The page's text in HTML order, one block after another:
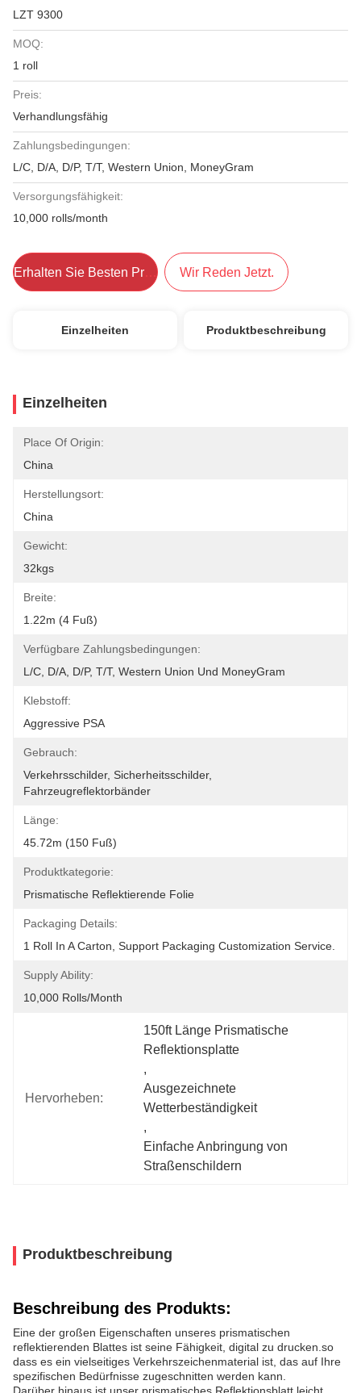
LZT 9300
MOQ:
1 roll
Preis:
Verhandlungsfähig
Zahlungsbedingungen:
L/C, D/A, D/P, T/T, Western Union, MoneyGram
Versorgungsfähigkeit:
10,000 rolls/month
Erhalten Sie Besten Preis Wir Reden Jetzt.
Einzelheiten Produktbeschreibung
Einzelheiten
Place Of Origin:
China
Herstellungsort:
China
Gewicht:
32kgs
Breite:
1.22m (4 Fuß)
Verfügbare Zahlungsbedingungen:
L/C, D/A, D/P, T/T, Western Union Und MoneyGram
Klebstoff:
Aggressive PSA
Gebrauch:
Verkehrsschilder, Sicherheitsschilder,
Fahrzeugreflektorbänder
Länge:
45.72m (150 Fuß)
Produktkategorie:
Prismatische Reflektierende Folie
Packaging Details:
1 Roll In A Carton, Support Packaging Customization Service.
Supply Ability:
10,000 Rolls/month
Hervorheben:
150ft Länge Prismatische
Reflektionsplatte
,
Ausgezeichnete
Wetterbeständigkeit
,
Einfache Anbringung von
Straßenschildern
Produktbeschreibung
Beschreibung des Produkts:
Eine der großen Eigenschaften unseres prismatischen
reflektierenden Blattes ist seine Fähigkeit, digital zu drucken.so
dass es ein vielseitiges Verkehrszeichenmaterial ist, das auf Ihre
spezifischen Bedürfnisse zugeschnitten werden kann.